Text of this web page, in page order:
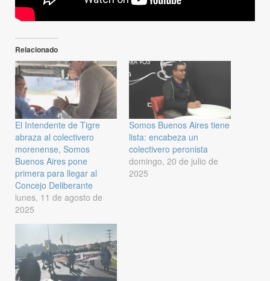
Relacionado
El Intendente de Tigre
abraza al colectivero
morenense, Somos
Buenos Aires pone
primera para llegar al
Concejo Deliberante
lunes, 11 de agosto de
2025
Somos Buenos Aires tiene
lista: encabeza un
colectivero peronista
domingo, 20 de julio de
2025